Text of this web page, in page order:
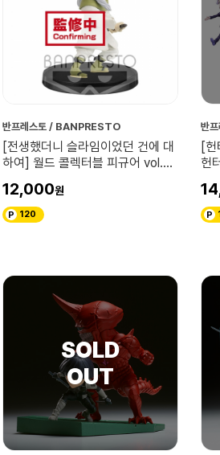
반프레스토 / BANPRESTO
[전생했더니 슬라임이었던 건에 대
하여] 월드 콜렉터블 피규어 vol.3
12,000
120
반
[
헌